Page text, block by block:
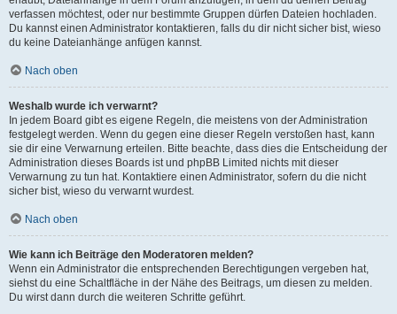
verfassen möchtest, oder nur bestimmte Gruppen dürfen Dateien hochladen.
Du kannst einen Administrator kontaktieren, falls du dir nicht sicher bist, wieso
du keine Dateianhänge anfügen kannst.
Nach oben
Weshalb wurde ich verwarnt?
In jedem Board gibt es eigene Regeln, die meistens von der Administration
festgelegt werden. Wenn du gegen eine dieser Regeln verstoßen hast, kann
sie dir eine Verwarnung erteilen. Bitte beachte, dass dies die Entscheidung der
Administration dieses Boards ist und phpBB Limited nichts mit dieser
Verwarnung zu tun hat. Kontaktiere einen Administrator, sofern du die nicht
sicher bist, wieso du verwarnt wurdest.
Nach oben
Wie kann ich Beiträge den Moderatoren melden?
Wenn ein Administrator die entsprechenden Berechtigungen vergeben hat,
siehst du eine Schaltfläche in der Nähe des Beitrags, um diesen zu melden.
Du wirst dann durch die weiteren Schritte geführt.